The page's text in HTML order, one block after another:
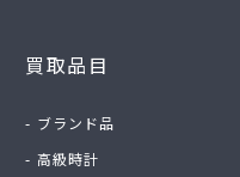
買取品目
- ブランド品
- 高級時計